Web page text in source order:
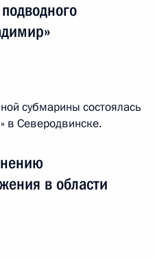
субмарины состоялась
в Северодвинске.
в области